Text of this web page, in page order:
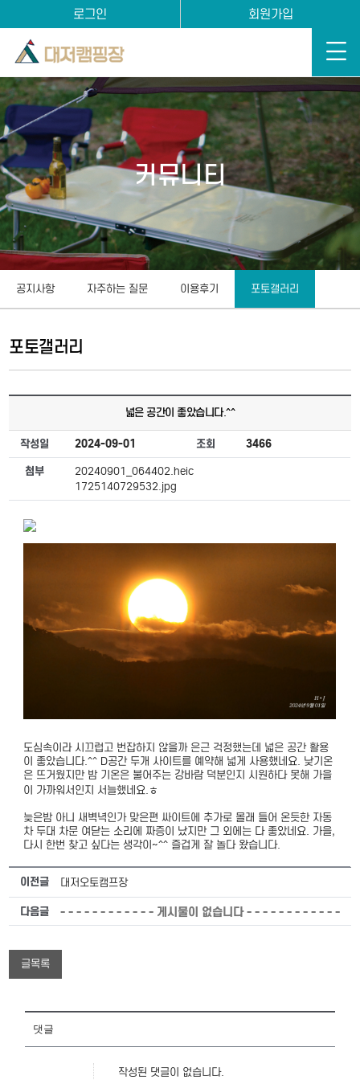
로그인 회원가입
커뮤니티
공지사항 자주하는 질문 이용후기 포토갤러리
포토갤러리
넓은 공간이 좋았습니다.^^
작성일 2024-09-01 조회
3466
첨부
20240901_064402.heic
1725140729532.jpg
도심속이라 시끄럽고 번잡하지 않을까 은근 걱정했는데 넓은 공간 활용
이 좋았습니다.^^ D공간 두개 사이트를 예약해 넓게 사용했네요. 낮기온
은 뜨거웠지만 밤 기온은 불어주는 강바람 덕분인지 시원하다 못해 가을
이 가까워서인지 서늘했네요.ㅎ
늦은밤 아니 새벽녁인가 맞은편 싸이트에 추가로 몰래 들어 온듯한 자동
차 두대 차문 여닫는 소리에 짜증이 났지만 그 외에는 다 좋았네요. 가을,
다시 한번 찾고 싶다는 생각이~^^ 즐겁게 잘 놀다 왔습니다.
이전글 대저오토캠프장
다음글 - - - - - - - - - - - - 게시물이 없습니다 - - - - - - - - - - - -
글목록
댓글
작성된 댓글이 없습니다.